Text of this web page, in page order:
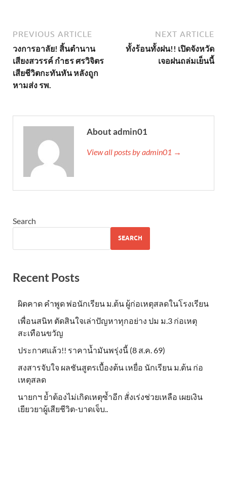
PREVIOUS ARTICLE
วงการอาลัย! สิ้นตำนาน
เสียงสวรรค์ กำธร ศรวิจิตร
เสียชีวิตกะทันหัน หลังถูก
หามส่ง รพ.
NEXT ARTICLE
ทั้งร้อนทั้งฝน!! เปิดจังหวัด
เจอฝนถล่มเย็นนี้
About admin01
View all posts by admin01 →
Search
SEARCH
Recent Posts
ผิดคาด คำพูด พ่อนักเรียน ม.ต้น ผู้ก่อเหตุสลดในโรงเรียน
เพื่อนสนิท ตัดสินใจเล่าปัญหาทุกอย่าง ปม ม.3 ก่อเหตุ
สะเทือนขวัญ
ประกาศแล้ว!! ราคาน้ำมันพรุ่งนี้ (8 ส.ค. 69)
สงสารจับใจ ผลชันสูตรเบื้องต้น เหยื่อ นักเรียน ม.ต้น ก่อ
เหตุสลด
นายกฯ ย้ำต้องไม่เกิดเหตุซ้ำอีก สั่งเร่งช่วยเหลือ เผยเงิน
เยียวยาผู้เสียชีวิต-บาดเจ็บ..